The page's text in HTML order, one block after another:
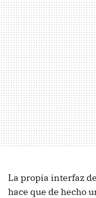
La propia interfaz
hace que de hecho